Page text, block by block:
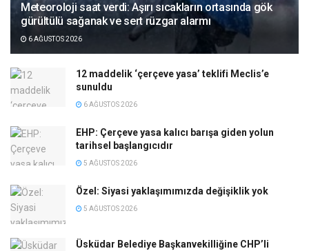
Meteoroloji saat verdi: Aşırı sıcakların ortasında gök
gürültülü sağanak ve sert rüzgar alarmı
6 AĞUSTOS 2026
12 maddelik ‘çerçeve yasa’ teklifi Meclis’e
sunuldu
6 AĞUSTOS 2026
EHP: Çerçeve yasa kalıcı barışa giden yolun
tarihsel başlangıcıdır
5 AĞUSTOS 2026
Özel: Siyasi yaklaşımımızda değişiklik yok
5 AĞUSTOS 2026
Üsküdar Belediye Başkanvekilliğine CHP’li